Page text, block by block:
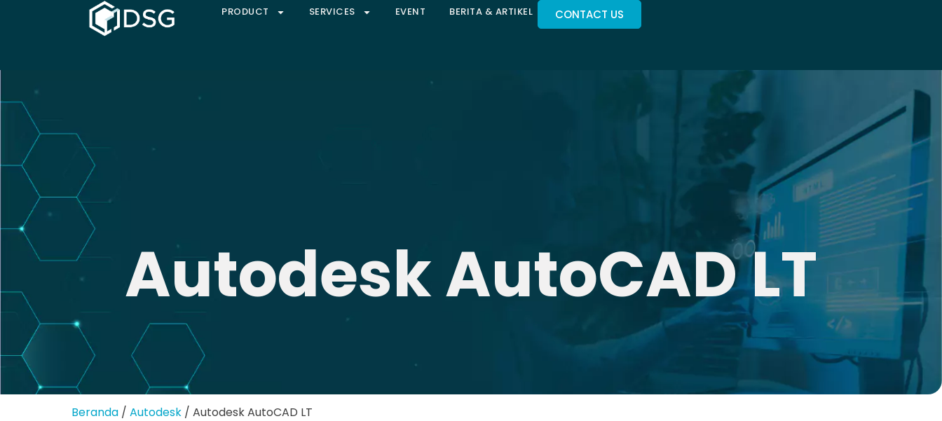
PRODUCT SERVICES EVENT BERITA & ARTIKEL CONTACT US
Autodesk AutoCAD LT
Beranda / Autodesk / Autodesk AutoCAD LT